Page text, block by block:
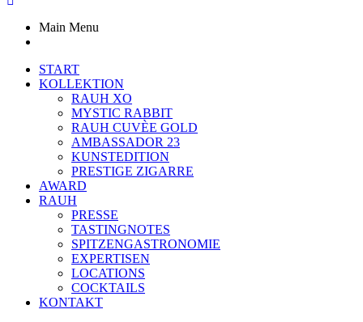
Main Menu
START
KOLLEKTION
RAUH XO
MYSTIC RABBIT
RAUH CUVÈE GOLD
AMBASSADOR 23
KUNSTEDITION
PRESTIGE ZIGARRE
AWARD
RAUH
PRESSE
TASTINGNOTES
SPITZENGASTRONOMIE
EXPERTISEN
LOCATIONS
COCKTAILS
KONTAKT